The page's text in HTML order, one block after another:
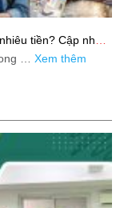
tiền? Cập nhật
… Xem thêm